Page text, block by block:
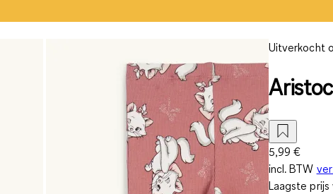
Uitverkocht
5,99 €
incl. BTW
Laagste